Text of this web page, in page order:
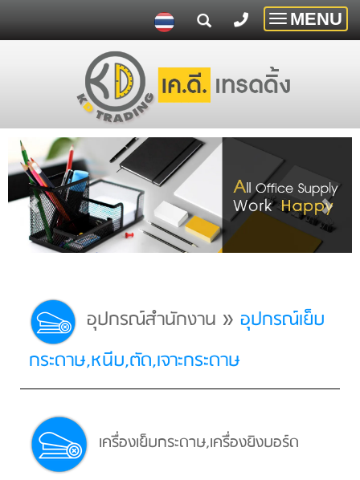
Toggle
MENU
อุปกรณ์สำนักงาน » อุปกรณ์เย็บ
กระดาษ,หนีบ,ตัด,เจาะกระดาษ
เครื่องเย็บกระดาษ,เครื่องยิงบอร์ด